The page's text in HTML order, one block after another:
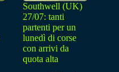
Southwell (UK)
27/07: tanti
partenti per un
lunedì di corse
con arrivi da
quota alta